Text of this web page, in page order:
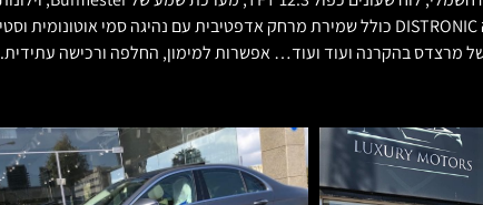
מרצדס בהקרנה ועוד ועוד… אפשרות למימון, החלפה ורכישה עתידית.